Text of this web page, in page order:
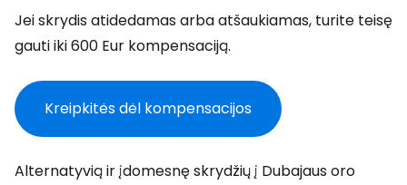
Jei skrydis atidedamas arba atšaukiamas, turite teisę
gauti iki 600 Eur kompensaciją.
Kreipkitės dėl kompensacijos
Alternatyvią ir įdomesnę skrydžių į Dubajaus oro